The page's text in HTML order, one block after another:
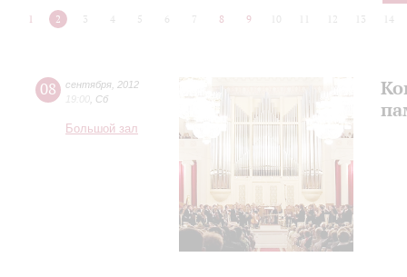
1 2 3 4 5 6 7 8 9 10 12 13 14
08 сентября 2012
19:00 Сб
Большой зал